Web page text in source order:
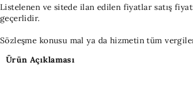
Listelenen ve sitede ilan edilen fiyatlar satış
geçerlidir.
Sözleşme konusu mal ya da hizmetin tüm
Ürün Açıklaması